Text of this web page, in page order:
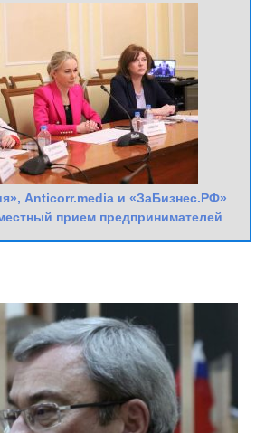
Anticorr.media и «ЗаБизнес.РФ»
прием предпринимателей